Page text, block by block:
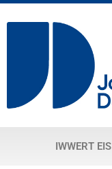
IWWERT EIS